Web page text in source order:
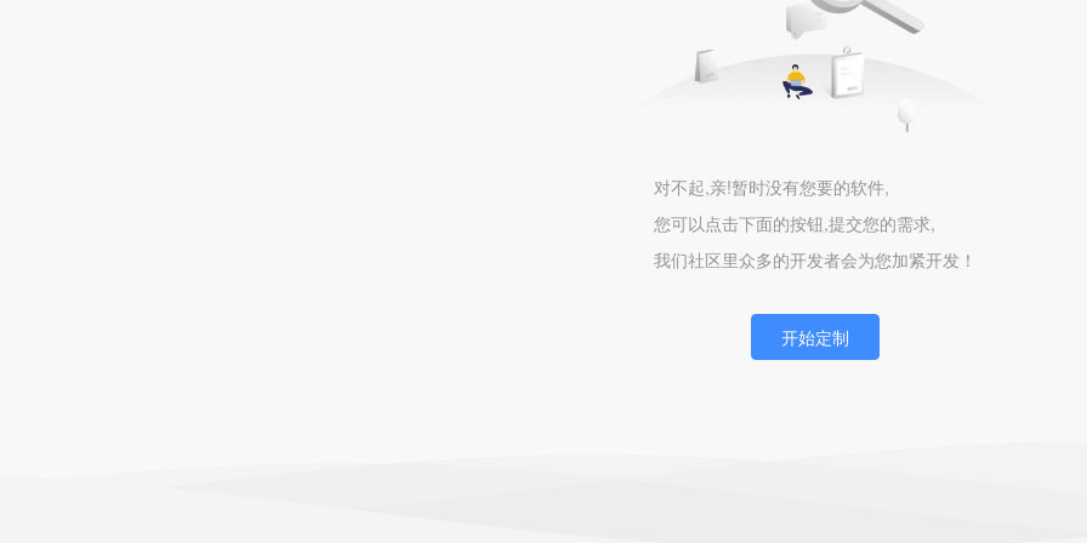
对不起,亲!暂时没有您要的软件,
您可以点击下面的按钮,提交您的需求,
我们社区里众多的开发者会为您加紧开发！
开始定制